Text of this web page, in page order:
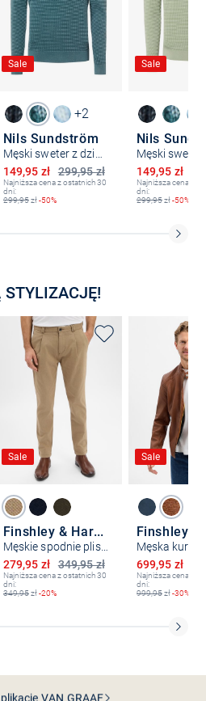
Sale
+2
Nils Sundström
299,95 zł
Obniżona cena
149,95 zł
Najniższa cena z ostatnich 30
dni:
299,95zł-50%
Sale
Nils
Obniżona
149,95 zł
Najniższa cena z
dni:
299,95zł-50%
Sale
Finshley & Harding
Męskie spodnie plisowane - Todd
349,95 zł
Obniżona cena
279,95 zł
Najniższa cena z ostatnich 30
dni:
349,95zł-20%
Sale
Obniżona
699,95 zł
Najniższa cena z
dni:
999,95zł-30%
VAN GRAAF